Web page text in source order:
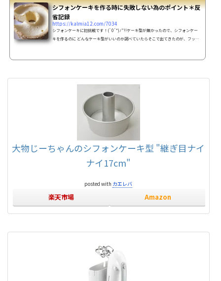
シフォンケーキを作る時に失敗しない為のポイント＊反
省記録
https://kalmia12.com/7034
シフォンケーキに初挑戦です！(`0´*)ﾉ"!!ケーキ型が無かったので、シフォンケー
キを作るのに どんなケーキ型がいいのか調べていたらそこで出てきたのが、フッ素
大物じーちゃんのシフォンケーキ型 "継ぎ目ナイ
ナイ17cm"
posted with カエレバ
楽天市場 Amazon